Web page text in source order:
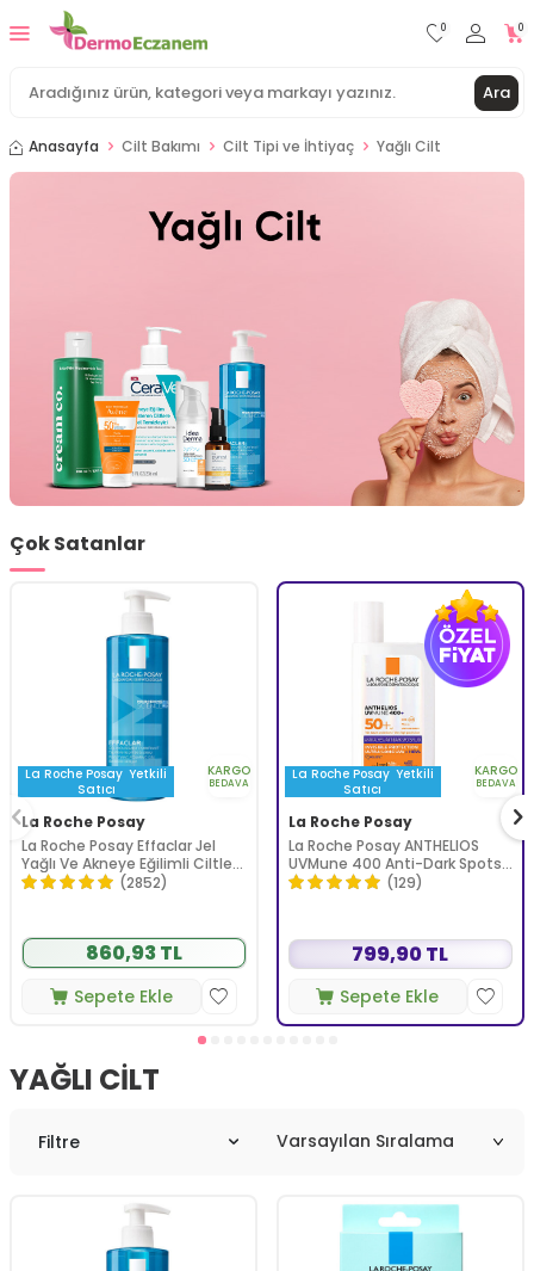
Ara
0 0
Anasayfa Cilt Bakımı Cilt Tipi ve İhtiyaç Yağlı Cilt
Çok Satanlar
La Roche Posay Yetkili
Satıcı
KARGO
BEDAVA
La Roche Posay
La Roche Posay Effaclar Jel
Yağlı Ve Akneye Eğilimli Ciltler
için Yüz Temizleme Jeli 400
(2852)
860,93 TL
Sepete Ekle
La Roche Posay Yetkili
Satıcı
KARGO
BEDAVA
La Roche Posay
La Roche Posay ANTHELIOS
UVMune 400 Anti-Dark Spots
Fluid SPF50+ Yüz Güneş Kremi
(129)
799,90 TL
Sepete Ekle
YAĞLI CILT
Filtre